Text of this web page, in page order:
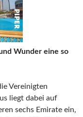
Wunder eine so
Vereinigten
liegt dabei auf
sechs Emirate ein,